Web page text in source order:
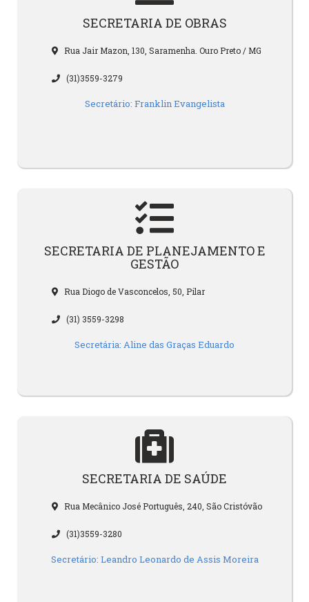
SECRETARIA DE OBRAS
Rua Jair Mazon, 130, Saramenha. Ouro Preto / MG
(31)3559-3279
Secretário: Franklin Evangelista
SECRETARIA DE PLANEJAMENTO E
GESTÃO
Rua Diogo de Vasconcelos, 50, Pilar
(31) 3559-3298
Secretária: Aline das Graças Eduardo
SECRETARIA DE SAÚDE
Rua Mecânico José Português, 240, São Cristóvão
(31)3559-3280
Secretário: Leandro Leonardo de Assis Moreira